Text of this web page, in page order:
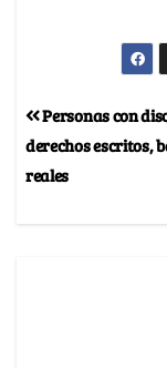
Personas con
derechos escritos,
reales